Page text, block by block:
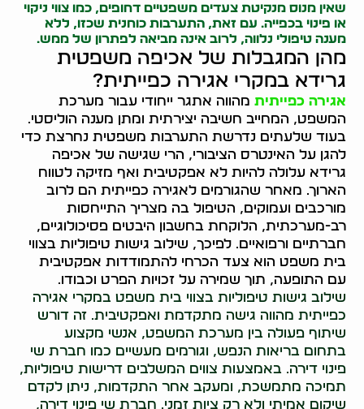
שאין מנוס מנקיטת צעדים משפטיים דחופים, כמו צווי ניקוי
או פינוי בכפייה. עם זאת, התערבות כוחנית שכזו, ללא
מענה טיפולי נלווה, לרוב אינה מביאה לפתרון של ממש.
מהן המגבלות של אכיפה משפטית
גרידא במקרי אגירה כפייתית?
אגירה כפייתית מהווה אתגר ייחודי עבור מערכת
המשפט, המחייב חשיבה יצירתית ומתן מענה הוליסטי.
בעוד שלעתים נדרשת התערבות משפטית נחרצת כדי
להגן על האינטרס הציבורי, הרי שגישה של אכיפה
גרידא עלולה להיות לא אפקטיבית ואף מזיקה לטווח
הארוך. מאחר שהגורמים לאגירה כפייתית הם לרוב
מורכבים ועמוקים, הטיפול בה מצריך התייחסות
רב-מערכתית, הלוקחת בחשבון היבטים פסיכולוגיים,
חברתיים ורפואיים. לפיכך, שילוב גישות טיפוליות בצווי
בית משפט הוא צעד הכרחי להתמודדות אפקטיבית
עם התופעה, תוך שמירה על זכויות הפרט וכבודו.
שילוב גישות טיפוליות בצווי בית משפט במקרי אגירה
כפייתית מהווה גישה מתקדמת ואפקטיבית. זה דורש
שיתוף פעולה בין מערכת המשפט, אנשי מקצוע
בתחום בריאות הנפש, וגורמים מעשיים כמו חברת שי
פינוי דירה. באמצעות צווים המשלבים דרישות טיפוליות,
תמיכה מתמשכת, ומעקב אחר התקדמות, ניתן לקדם
שיקום אמיתי ולא רק ציות זמני. חברת שי פינוי דירה,